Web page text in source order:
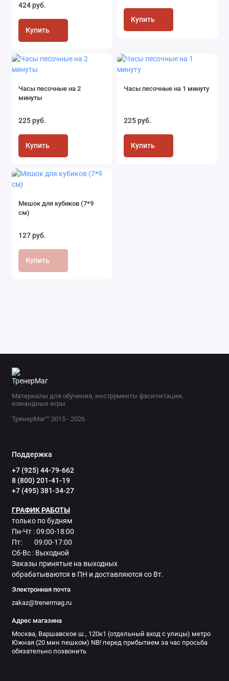
424 руб.
Купить
Купить
Часы песочные на 2
минуты
225 руб.
Купить
Часы песочные на 1 минуту
225 руб.
Купить
Мешок для кубиков (7*9
см)
127 руб.
Купить
Материалы для обучения, инструменты фасилитации,
командные игры
ТренерМаг™ 2015 - 2026
Поддержка
+7 (925) 44-79-662
8 (800) 201-41-19
+7 (495) 381-34-27
ГРАФИК РАБОТЫ
только по будням
Пн-Чт : 09:00-18:00
Пт: 09:00-17:00
Сб-Вс : Выходной
Заказы принятые на выходных
обрабатываются в ПН и доставляются со Вт.
Электронная почта
zakaz@trenermag.ru
Адрес магазина
Москва, Варшавское ш., 120к1 (отдельный вход с улицы) метро
Южная (20 мин пешком) NB! перед прибытием за час просьба
обязательно позвонить